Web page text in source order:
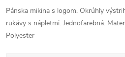
Pánska mikina s logom. Okrúhly
rukávy s nápletmi. Jednofarebná.
Polyester